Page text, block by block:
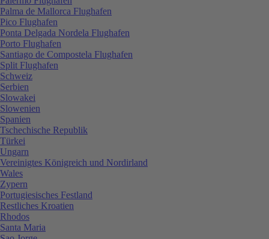
Palma de Mallorca Flughafen
Pico Flughafen
Ponta Delgada Nordela Flughafen
Porto Flughafen
Santiago de Compostela Flughafen
Split Flughafen
Schweiz
Serbien
Slowakei
Slowenien
Spanien
Tschechische Republik
Türkei
Ungarn
Vereinigtes Königreich und Nordirland
Wales
Zypern
Portugiesisches Festland
Restliches Kroatien
Rhodos
Santa Maria